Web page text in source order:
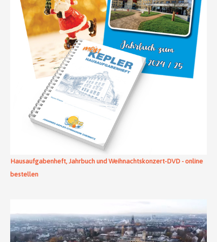
Hausaufgabenheft, Jahrbuch und Weihnachtskonzert-DVD - online
bestellen